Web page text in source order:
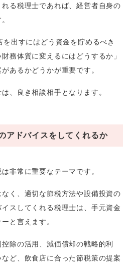
る税理士であれば、経営者自身の
出すにはどう資金を貯めるべき
務体質に変えるにはどうするか」
あるかどうかが重要です。
、良き相談相手となります。
アドバイスをしてくれるか
非常に重要なテーマです。
く、適切な節税方法や設備投資の
スしてくれる税理士は、手元資金
と言えます。
除の活用、減価償却の戦略的利
ど、飲食店に合った節税策の提案